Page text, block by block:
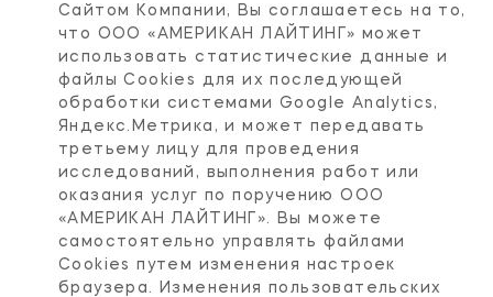
Сайтом Компании, Вы соглашаетесь на то,
что ООО «АМЕРИКАН ЛАЙТИНГ» может
использовать статистические данные и
файлы Cookies для их последующей
обработки системами Google Analytics,
Яндекс.Метрика, и может передавать
третьему лицу для проведения
исследований, выполнения работ или
оказания услуг по поручению ООО
«АМЕРИКАН ЛАЙТИНГ». Вы можете
самостоятельно управлять файлами
Cookies путем изменения настроек
браузера. Изменения пользовательских